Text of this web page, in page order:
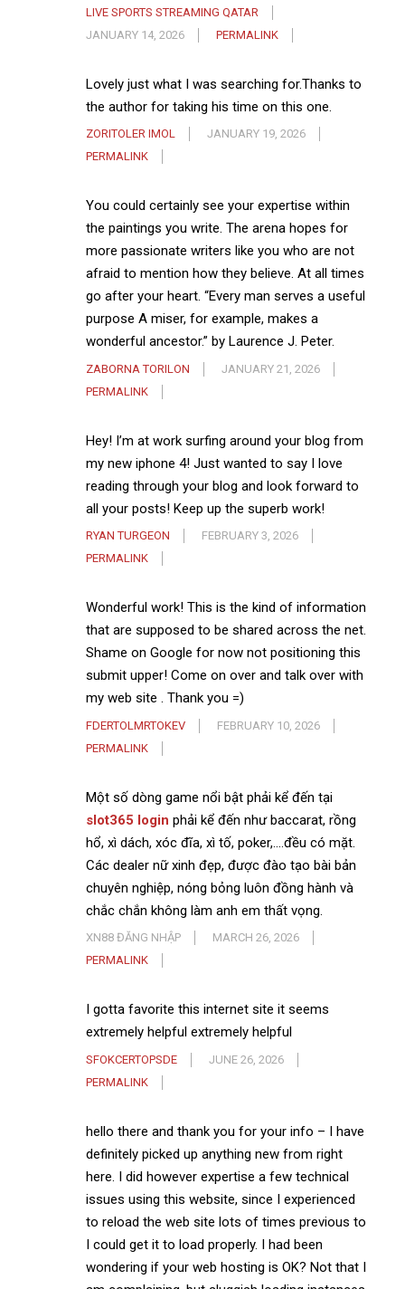
LIVE SPORTS STREAMING QATAR
JANUARY 14, 2026
PERMALINK
Lovely just what I was searching for.Thanks to
the author for taking his time on this one.
ZORITOLER IMOL
JANUARY 19, 2026
PERMALINK
You could certainly see your expertise within
the paintings you write. The arena hopes for
more passionate writers like you who are not
afraid to mention how they believe. At all times
go after your heart. “Every man serves a useful
purpose A miser, for example, makes a
wonderful ancestor.” by Laurence J. Peter.
ZABORNA TORILON
JANUARY 21, 2026
PERMALINK
Hey! I’m at work surfing around your blog from
my new iphone 4! Just wanted to say I love
reading through your blog and look forward to
all your posts! Keep up the superb work!
RYAN TURGEON
FEBRUARY 3, 2026
PERMALINK
Wonderful work! This is the kind of information
that are supposed to be shared across the net.
Shame on Google for now not positioning this
submit upper! Come on over and talk over with
my web site . Thank you =)
FDERTOLMRTOKEV
FEBRUARY 10, 2026
PERMALINK
Một số dòng game nổi bật phải kể đến tại
slot365 login phải kể đến như baccarat, rồng
hổ, xì dách, xóc đĩa, xì tố, poker,….đều có mặt.
Các dealer nữ xinh đẹp, được đào tạo bài bản
chuyên nghiệp, nóng bỏng luôn đồng hành và
chắc chắn không làm anh em thất vọng.
XN88 ĐĂNG NHẬP
MARCH 26, 2026
PERMALINK
I gotta favorite this internet site it seems
extremely helpful extremely helpful
SFOKCERTOPSDE
JUNE 26, 2026
PERMALINK
hello there and thank you for your info – I have
definitely picked up anything new from right
here. I did however expertise a few technical
issues using this website, since I experienced
to reload the web site lots of times previous to
I could get it to load properly. I had been
wondering if your web hosting is OK? Not that I